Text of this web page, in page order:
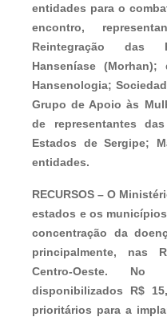
entidades para o
encontro,
Reintegração das
Hanseníase
Hansenologia;
Grupo de Apoio às
de representantes
Estados de Sergipe;
entidades.
RECURSOS –O
estados e os
concentração da
principalmente, nas
Centro-Oeste.
disponibilizados R$
prioritários para a